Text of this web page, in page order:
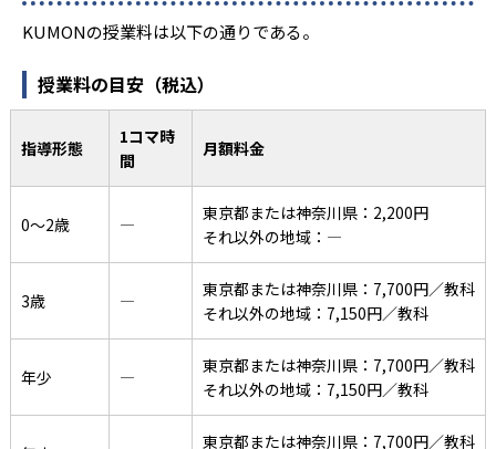
KUMONの授業料は以下の通りである。
授業料の目安（税込）
指導形態
1コマ時
間
月額料金
0〜2歳 ―
東京都または神奈川県：2,200円
それ以外の地域：―
3歳 ―
東京都または神奈川県：7,700円／教科
それ以外の地域：7,150円／教科
年少 ―
東京都または神奈川県：7,700円／教科
それ以外の地域：7,150円／教科
東京都または神奈川県：7,700円／教科